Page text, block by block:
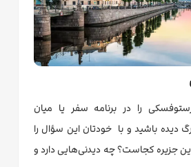
را در برنامه سفر یا میان
دیده باشید و با خودتان این سؤال را
جزیره کجاست؟ چه دیدنی‌هایی دارد و